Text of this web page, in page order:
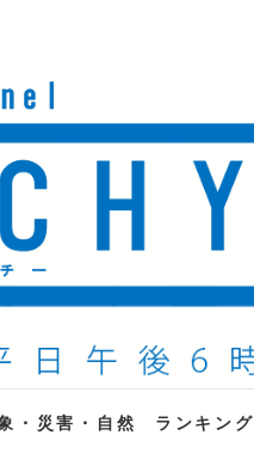
・災害・自然 ランキング